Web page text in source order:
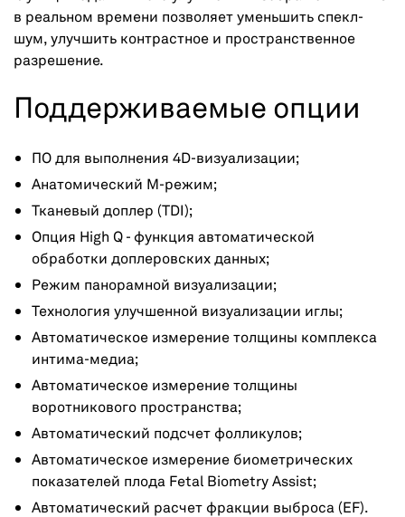
в реальном времени позволяет уменьшить спекл-
шум, улучшить контрастное и пространственное
разрешение.
Поддерживаемые опции
ПО для выполнения 4D-визуализации;
Анатомический M-режим;
Тканевый доплер (TDI);
Опция High Q - функция автоматической
обработки доплеровских данных;
Режим панорамной визуализации;
Технология улучшенной визуализации иглы;
Автоматическое измерение толщины комплекса
интима-медиа;
Автоматическое измерение толщины
воротникового пространства;
Автоматический подсчет фолликулов;
Автоматическое измерение биометрических
показателей плода Fetal Biometry Assist;
Автоматический расчет фракции выброса (EF).